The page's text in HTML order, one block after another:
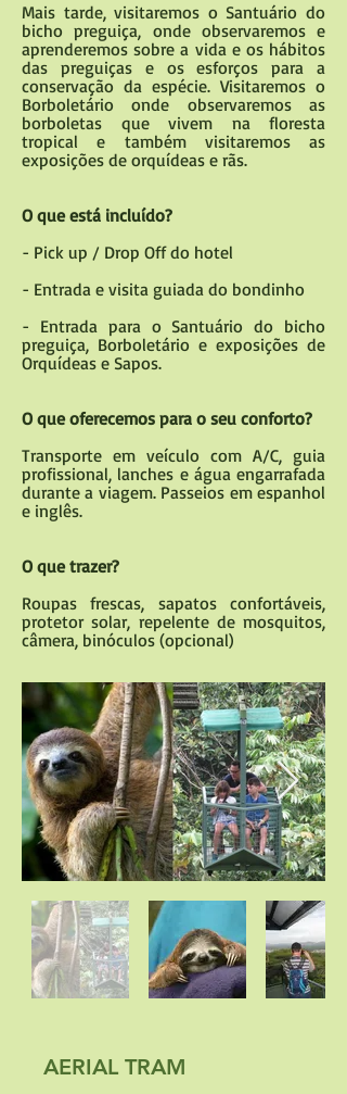
Mais tarde, visitaremos o Santuário do
bicho preguiça, onde observaremos e
aprenderemos sobre a vida e os hábitos
das preguiças e os esforços para a
conservação da espécie. Visitaremos o
Borboletário onde observaremos as
borboletas que vivem na floresta
tropical e também visitaremos as
exposições de orquídeas e rãs.
O que está incluído?
- Pick up / Drop Off do hotel
- Entrada e visita guiada do bondinho
- Entrada para o Santuário do bicho
preguiça, Borboletário e exposições de
Orquídeas e Sapos.
O que oferecemos para o seu conforto?
Transporte em veículo com A/C, guia
profissional, lanches e água engarrafada
durante a viagem. Passeios em espanhol
e inglês.
O que trazer?
Roupas frescas, sapatos confortáveis,
protetor solar, repelente de mosquitos,
câmera, binóculos (opcional)
AERIAL TRAM